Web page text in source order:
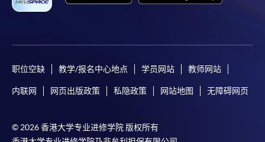
职位空缺 教学/报名中心地点 学员网站 教师网站
内联网 网页出版政策 私隐政策 网站地图 无障碍网页
© 2026 香港大学专业进修学院 版权所有